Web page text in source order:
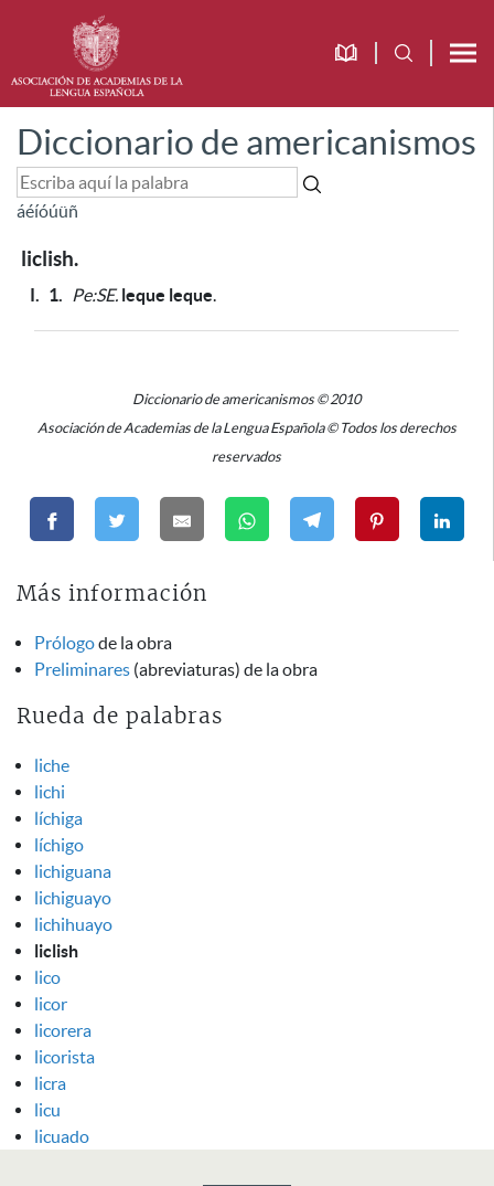
Diccionario de americanismos
áéíóúüñ
liclish.
I. 1. Pe:SE. leque leque.
Diccionario de americanismos © 2010
Asociación de Academias de la Lengua Española © Todos los derechos
reservados
Más información
Prólogode la obra
Preliminares (abreviaturas) de la obra
Rueda de palabras
liche
lichi
líchiga
líchigo
lichiguana
lichiguayo
lichihuayo
liclish
lico
licor
licorera
licorista
licra
licu
licuado